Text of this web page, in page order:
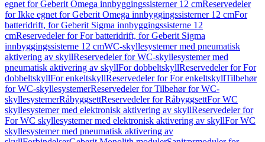
egnet for Geberit Omega innbyggingssisterner 12 cmReservedeler
for Ikke egnet for Geberit Omega innbyggingssisterner 12 cmFor
batteridrift, for Geberit Sigma innbyggingssisterne 12
cmReservedeler for For batteridrift, for Geberit Sigma
innbyggingssisterne 12 cmWC-skyllesystemer med pneumatisk
aktivering av skyllReservedeler for WC-skyllesystemer med
pneumatisk aktivering av skyllFor dobbeltskyllReservedeler for For
dobbeltskyllFor enkeltskyllReservedeler for For enkeltskyllTilbehør
for WC-skyllesystemerReservedeler for Tilbehør for WC-
skyllesystemerRåbyggsettReservedeler for RåbyggsettFor WC
skyllesystemer med elektronisk aktivering av skyllReservedeler for
For WC skyllesystemer med elektronisk aktivering av skyllFor WC
skyllesystemer med pneumatisk aktivering av